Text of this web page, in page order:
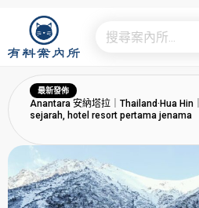
最新發佈
Anantara 安納塔拉｜Thailand·Hua Hin
sejarah, hotel resort pertama jenama